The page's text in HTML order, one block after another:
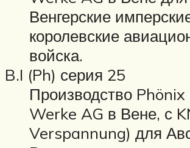
Венгерские
королевские
войска.
B.I (Ph) серия 25
Производство
Werke AG в Вене, с
Verspannung) для